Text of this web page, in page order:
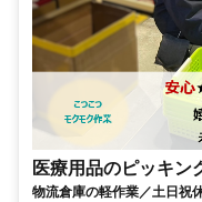
医療用品のピッキン
物流倉庫の軽作業／土日祝